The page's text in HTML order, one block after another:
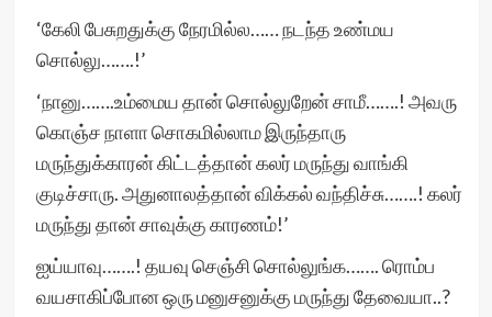
‘கேலி பேசுறதுக்கு நேரமில்ல…… நடந்த உண்மய
சொல்லு…….!’
‘நானு…….உம்மைய தான் சொல்லுறேன் சாமீ…….! அவரு
கொஞ்ச நாளா சொகமில்லாம இருந்தாரு
மருந்துக்காரன் கிட்டத்தான் கலர் மருந்து வாங்கி
குடிச்சாரு. அதுனாலத்தான் விக்கல் வந்திச்சு…….! கலர்
மருந்து தான் சாவுக்கு காரணம்!’
ஐய்யாவு…….! தயவு செஞ்சி சொல்லுங்க……. ரொம்ப
வயசாகிப்போன ஒரு மனுசனுக்கு மருந்து தேவையா..?